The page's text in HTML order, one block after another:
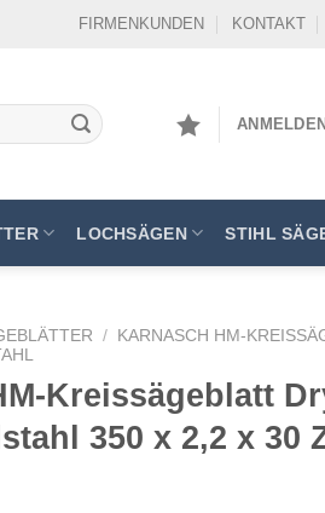
FIRMENKUNDEN KONTAKT
LOCHSÄGEN STIHL
/
KARNASCH HM-
Kreissägeblatt
350 x 2,2 x 30